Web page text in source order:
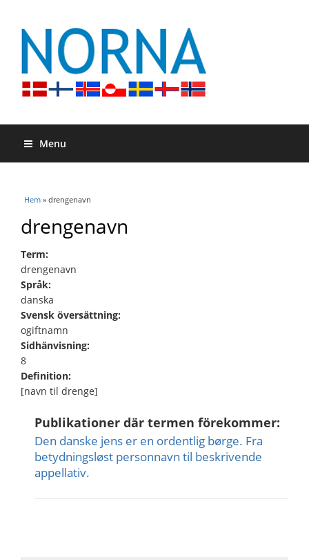
Menu
Du är här
Hem » drengenavn
drengenavn
Term:
drengenavn
Språk:
danska
Svensk översättning:
ogiftnamn
Sidhänvisning:
8
Definition:
[navn til drenge]
Publikationer där termen förekommer:
Den danske jens er en ordentlig børge. Fra
betydningsløst personnavn til beskrivende
appellativ.